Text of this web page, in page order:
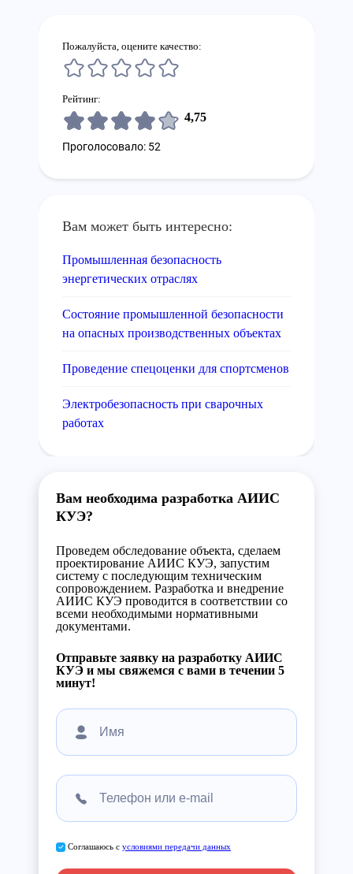
Пожалуйста, оцените качество:
Рейтинг:
4,75
Проголосовало: 52
Вам может быть интересно:
Промышленная безопасность
энергетических отраслях
Состояние промышленной безопасности
на опасных производственных объектах
Проведение спецоценки для спортсменов
Электробезопасность при сварочных
работах
Вам необходима разработка АИИС
КУЭ?
Проведем обследование объекта, сделаем
проектирование АИИС КУЭ, запустим
систему с последующим техническим
сопровождением. Разработка и внедрение
АИИС КУЭ проводится в соответствии со
всеми необходимыми нормативными
документами.
Отправьте заявку на разработку АИИС
КУЭ и мы свяжемся с вами в течении 5
минут!
Соглашаюсь с условиями передачи данных